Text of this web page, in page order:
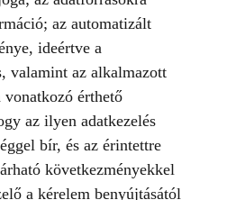
az automatizált
ideértve a
valamint az alkalmazott
vonatkozó érthető
az ilyen adatkezelés
bír, és az érintettre
következményekkel
a kérelem benyújtásától